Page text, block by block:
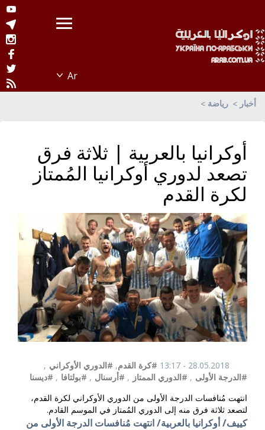
أخبار رياضة
أوكرانيا بالعربية | ثلاثة فرق
تصعد لدوري أوكرانيا المُمتاز
لكرة القدم
28.05.2018 - 13:17 #كرة القدم, #الدوري الأوكراني ,
#الدرجة الأولى , #الدوري الممتاز , #أرسنال , #بولتافا , #ديسنا
انتهت مُنافسات الدرجة الأولى من الدوري الأوكراني لكرة القدم،
لتصعد ثلاثة فرق منه إلى الدوري المُمتاز في الموسم القادم.
كييف/ أوكرانيا بالعربية/ انتهت مُنافسات الدرجة الأولى من